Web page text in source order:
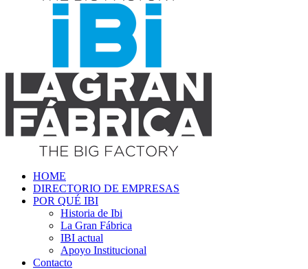
HOME
DIRECTORIO DE EMPRESAS
POR QUÉ IBI
Historia de Ibi
La Gran Fábrica
IBI actual
Apoyo Institucional
Contacto